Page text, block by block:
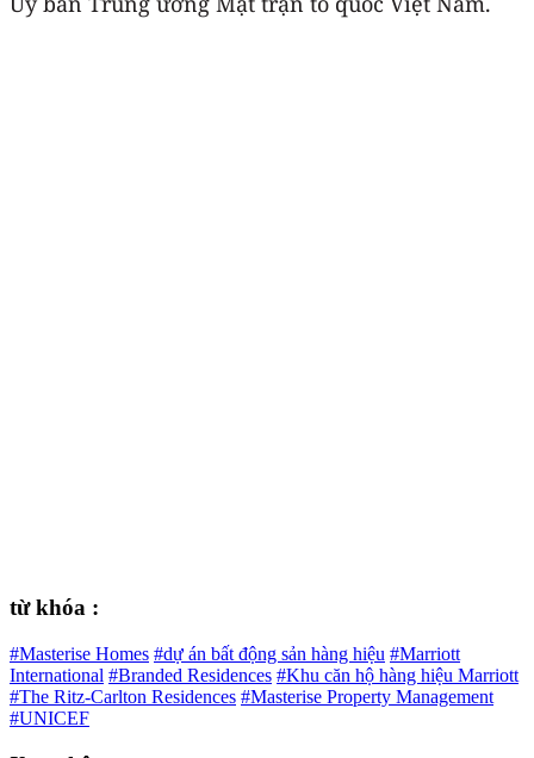
từ khóa :
#Masterise Homes #dự án bất động sản hàng hiệu #Marriott
International #Branded Residences #Khu căn hộ hàng hiệu Marriott
#The Ritz-Carlton Residences #Masterise Property Management
#UNICEF